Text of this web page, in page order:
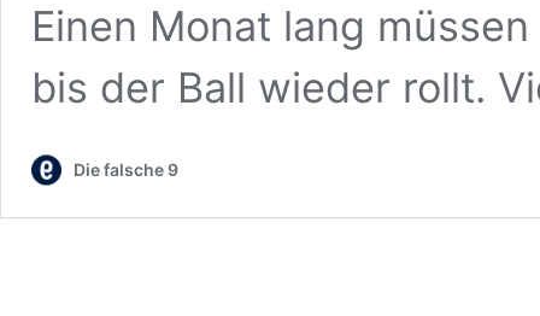
Einen Monat lang
bis der Ball wieder rollt.
Die falsche 9